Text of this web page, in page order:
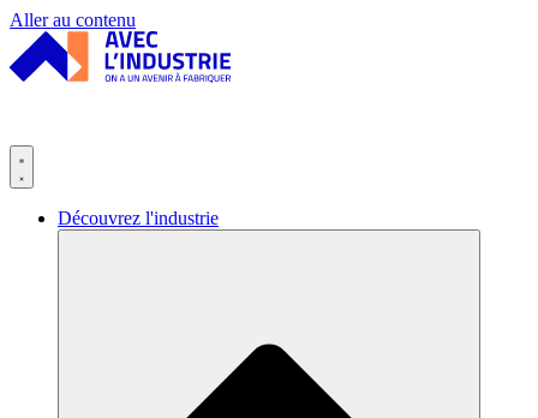
Panneau de gestion des cookies
Aller au contenu
Découvrez l'industrie